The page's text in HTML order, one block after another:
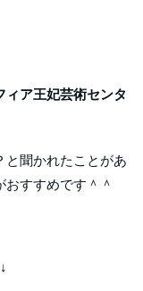
ィア王妃芸術センタ
と聞かれたことがあ
すすめです＾＾